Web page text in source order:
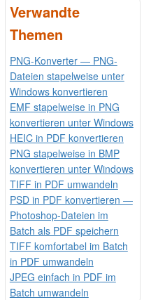
Verwandte
Themen
PNG-Konverter — PNG-
Dateien stapelweise unter
Windows konvertieren
EMF stapelweise in PNG
konvertieren unter Windows
HEIC in PDF konvertieren
PNG stapelweise in BMP
konvertieren unter Windows
TIFF in PDF umwandeln
PSD in PDF konvertieren —
Photoshop-Dateien im
Batch als PDF speichern
TIFF komfortabel im Batch
in PDF umwandeln
JPEG einfach in PDF im
Batch umwandeln